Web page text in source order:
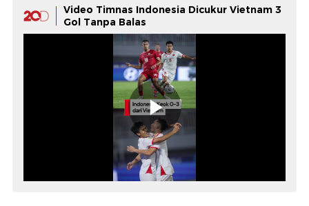
Video Timnas Indonesia Dicukur Vietnam 3
Gol Tanpa Balas